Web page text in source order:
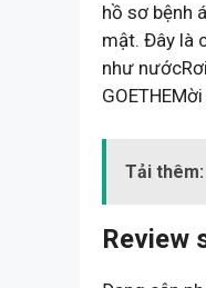
hồ sơ bệnh
mật. Đây là
như
Tải thêm:
Review